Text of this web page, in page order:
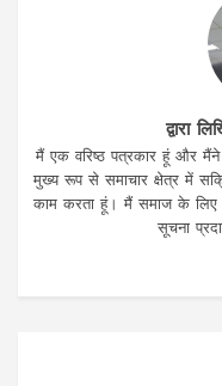
द्वारा
मैं एक वरिष्ठ पत्रकार हूं और
मुख्य रूप से समाचार क्षेत्र में
काम करता हूं। मैं समाज के लिए
सूचना